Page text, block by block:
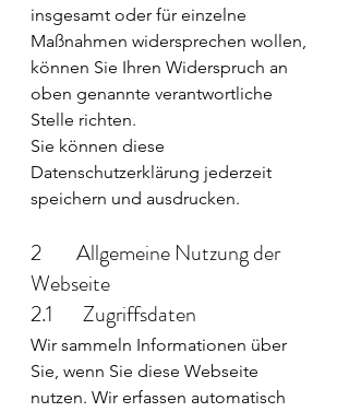
insgesamt oder für einzelne
Maßnahmen widersprechen wollen,
können Sie Ihren Widerspruch an
oben genannte verantwortliche
Stelle richten.
Sie können diese
Datenschutzerklärung jederzeit
speichern und ausdrucken.
2        Allgemeine Nutzung der
Webseite
2.1       Zugriffsdaten
Wir sammeln Informationen über
Sie, wenn Sie diese Webseite
nutzen. Wir erfassen automatisch